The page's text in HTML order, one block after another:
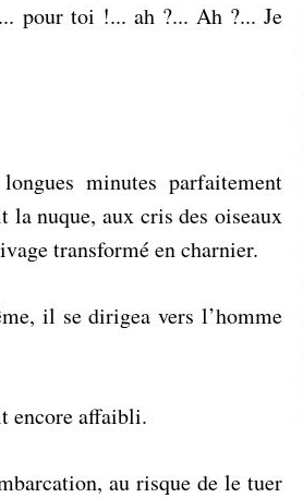
pour toi !... ah ?... Ah ?... Je
minutes parfaitement
nuque, aux cris des oiseaux
transformé en charnier.
il se dirigea vers l’homme
encore affaibli.
au risque de le tuer